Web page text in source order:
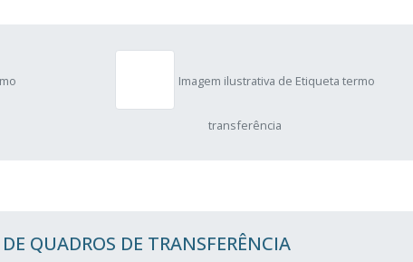
Imagem ilustrativa de Etiqueta termo
transferência
DE QUADROS DE TRANSFERÊNCIA